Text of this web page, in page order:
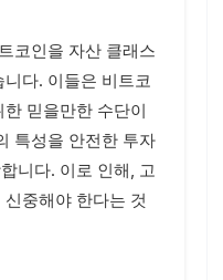
코인을 자산 클래스
다. 이들은 비트코
믿을만한 수단이
특성을 안전한 투자
니다. 이로 인해, 고
중해야 한다는 것